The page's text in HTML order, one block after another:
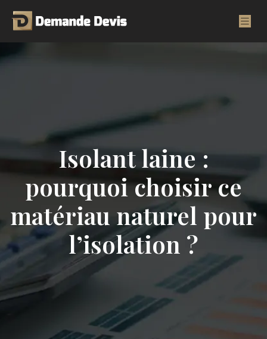
Isolant laine :
pourquoi choisir ce
matériau naturel pour
l’isolation ?